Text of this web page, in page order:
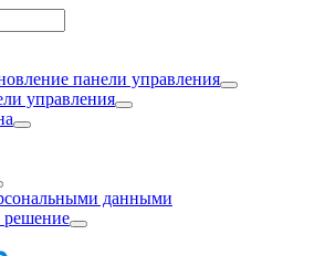
панели управления
управления
данными